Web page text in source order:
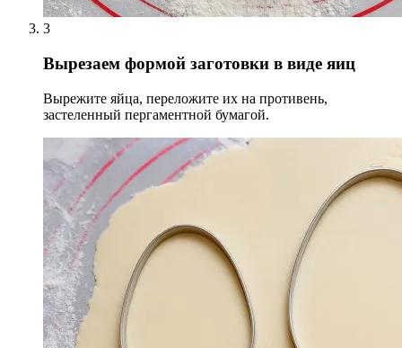
3
Вырезаем формой заготовки в виде яиц
Вырежите яйца, переложите их на противень,
застеленный пергаментной бумагой.